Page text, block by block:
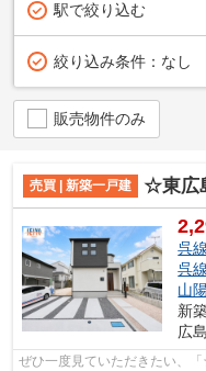
駅で絞り込む
絞り込み条件： なし
販売物件のみ
売買 | 新築一戸建 ☆東広島
呉線
呉線
山
新
広
ぜひ一度見ていただきたい、